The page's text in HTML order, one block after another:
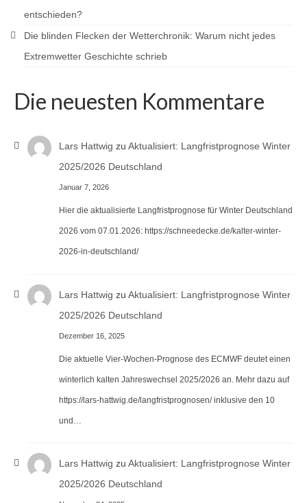
entschieden?
Die blinden Flecken der Wetterchronik: Warum nicht jedes
Extremwetter Geschichte schrieb
Die neuesten Kommentare
Lars Hattwig zu Aktualisiert: Langfristprognose Winter
2025/2026 Deutschland
Januar 7, 2026
Hier die aktualisierte Langfristprognose für Winter Deutschland
2026 vom 07.01.2026: https://schneedecke.de/kalter-winter-
2026-in-deutschland/
Lars Hattwig zu Aktualisiert: Langfristprognose Winter
2025/2026 Deutschland
Dezember 16, 2025
Die aktuelle Vier-Wochen-Prognose des ECMWF deutet einen
winterlich kalten Jahreswechsel 2025/2026 an. Mehr dazu auf
https://lars-hattwig.de/langfristprognosen/ inklusive den 10
und…
Lars Hattwig zu Aktualisiert: Langfristprognose Winter
2025/2026 Deutschland